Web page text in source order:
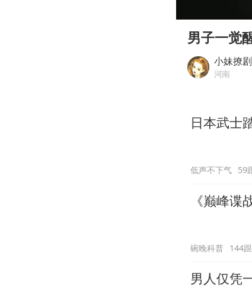
男子一觉
小妹撩剧
河南
日本武士
低声不下气 59
《巅峰谍
碗晚科普 144
男人仅凭